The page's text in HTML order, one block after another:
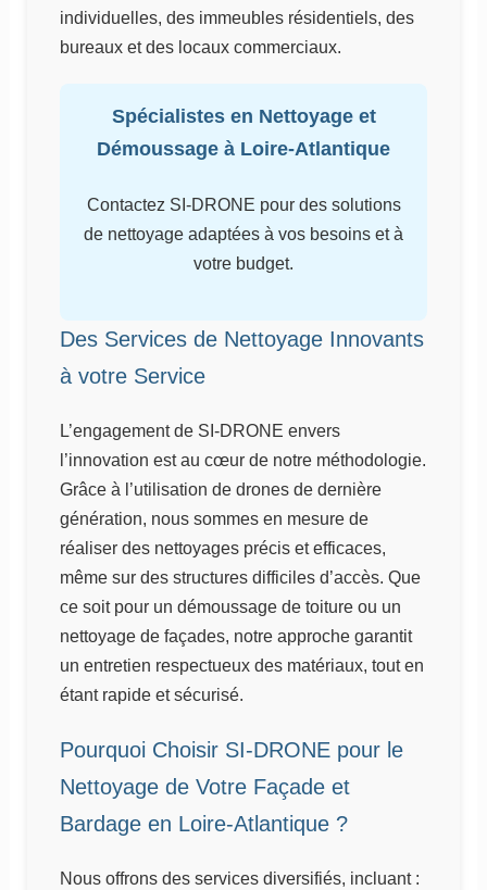
individuelles, des immeubles résidentiels, des
bureaux et des locaux commerciaux.
Spécialistes en Nettoyage et
Démoussage à Loire-Atlantique
Contactez SI-DRONE pour des solutions
de nettoyage adaptées à vos besoins et à
votre budget.
Des Services de Nettoyage Innovants
à votre Service
L’engagement de SI-DRONE envers
l’innovation est au cœur de notre méthodologie.
Grâce à l’utilisation de drones de dernière
génération, nous sommes en mesure de
réaliser des nettoyages précis et efficaces,
même sur des structures difficiles d’accès. Que
ce soit pour un démoussage de toiture ou un
nettoyage de façades, notre approche garantit
un entretien respectueux des matériaux, tout en
étant rapide et sécurisé.
Pourquoi Choisir SI-DRONE pour le
Nettoyage de Votre Façade et
Bardage en Loire-Atlantique ?
Nous offrons des services diversifiés, incluant :